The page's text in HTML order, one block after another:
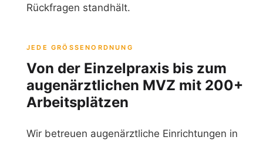
Rückfragen standhält.
JEDE GRÖSSENORDNUNG
Von der Einzelpraxis bis zum
augenärztlichen MVZ mit 200+
Arbeitsplätzen
Wir betreuen augenärztliche Einrichtungen in